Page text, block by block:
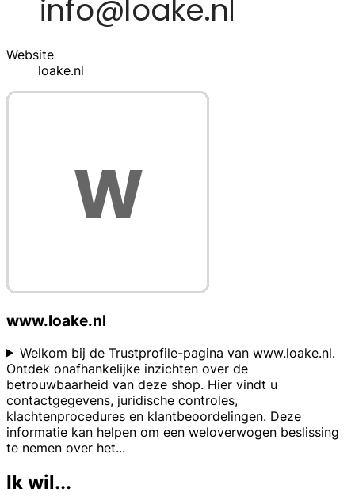
Website
loake.nl
www.loake.nl
Welkom bij de Trustprofile-pagina van www.loake.nl.
Ontdek onafhankelijke inzichten over de
betrouwbaarheid van deze shop. Hier vindt u
contactgegevens, juridische controles,
klachtenprocedures en klantbeoordelingen. Deze
informatie kan helpen om een weloverwogen beslissing
te nemen over het...
Ik wil...